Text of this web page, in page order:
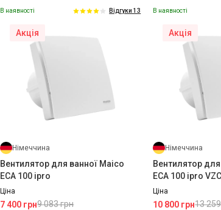
В наявності Відгуки 13
Акція
Німеччина
Вентилятор для ванної Maico
ECA 100 ipro
Ціна
7 400 грн9 083 грн
В наявності
Акція
Німеччина
Вентилятор
ECA 100 ipro VZC
Ціна
10 800 грн13